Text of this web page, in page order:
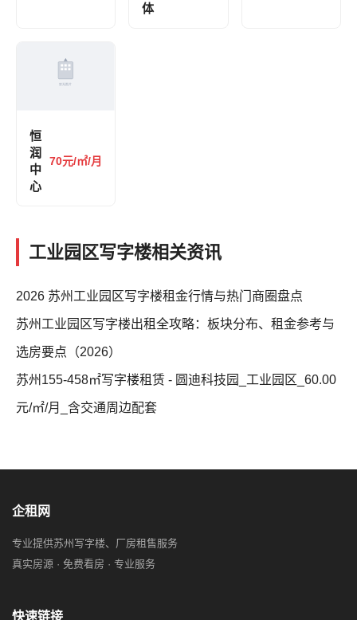
体
恒
润
中
心
70元/㎡/月
工业园区写字楼相关资讯
2026 苏州工业园区写字楼租金行情与热门商圈盘点
苏州工业园区写字楼出租全攻略：板块分布、租金参考与
选房要点（2026）
苏州155-458㎡写字楼租赁 - 圆迪科技园_工业园区_60.00
元/㎡/月_含交通周边配套
企租网
专业提供苏州写字楼、厂房租售服务
真实房源 · 免费看房 · 专业服务
快速链接